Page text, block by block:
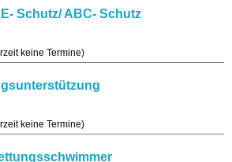
Schutz/ ABC- Schutz
keine Termine)
keine Termine)